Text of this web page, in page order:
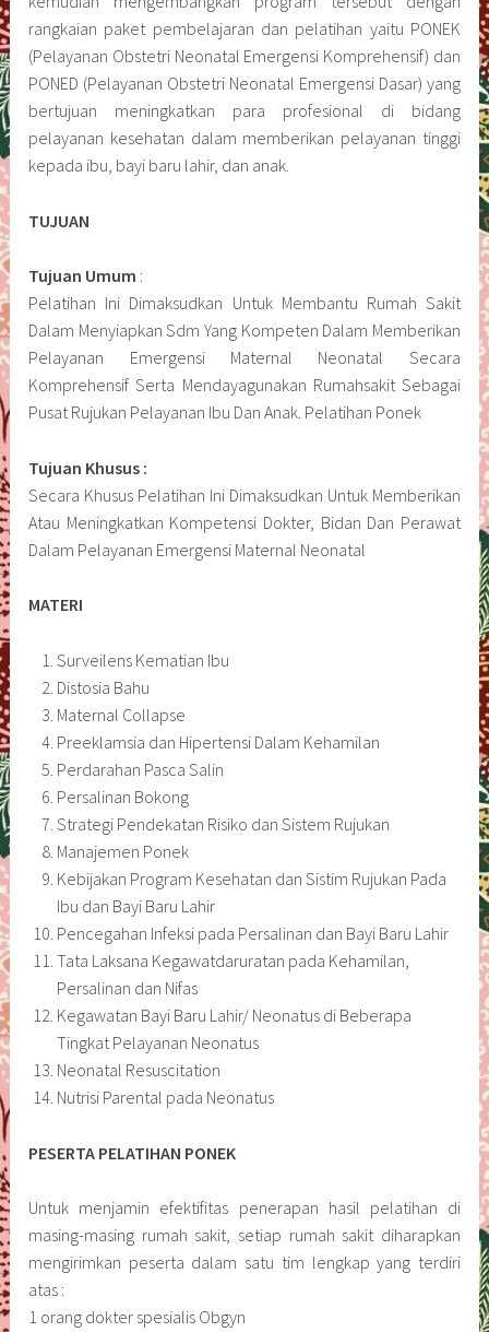
rangkaian paket pembelajaran dan pelatihan yaitu PONEK
(Pelayanan Obstetri Neonatal Emergensi Komprehensif) dan
PONED (Pelayanan Obstetri Neonatal Emergensi Dasar) yang
bertujuan meningkatkan para profesional di bidang
pelayanan kesehatan dalam memberikan pelayanan tinggi
kepada ibu, bayi baru lahir, dan anak.
TUJUAN
Tujuan Umum :
Pelatihan Ini Dimaksudkan Untuk Membantu Rumah Sakit
Dalam Menyiapkan Sdm Yang Kompeten Dalam Memberikan
Pelayanan Emergensi Maternal Neonatal Secara
Komprehensif Serta Mendayagunakan Rumahsakit Sebagai
Pusat Rujukan Pelayanan Ibu Dan Anak. Pelatihan Ponek
Tujuan Khusus :
Secara Khusus Pelatihan Ini Dimaksudkan Untuk Memberikan
Atau Meningkatkan Kompetensi Dokter, Bidan Dan Perawat
Dalam Pelayanan Emergensi Maternal Neonatal
MATERI
Surveilens Kematian Ibu
Distosia Bahu
Maternal Collapse
Preeklamsia dan Hipertensi Dalam Kehamilan
Perdarahan Pasca Salin
Persalinan Bokong
Strategi Pendekatan Risiko dan Sistem Rujukan
Manajemen Ponek
Kebijakan Program Kesehatan dan Sistim Rujukan Pada
Ibu dan Bayi Baru Lahir
Pencegahan Infeksi pada Persalinan dan Bayi Baru Lahir
Tata Laksana Kegawatdaruratan pada Kehamilan,
Persalinan dan Nifas
Kegawatan Bayi Baru Lahir/ Neonatus di Beberapa
Tingkat Pelayanan Neonatus
Neonatal Resuscitation
Nutrisi Parental pada Neonatus
PESERTA PELATIHAN PONEK
Untuk menjamin efektifitas penerapan hasil pelatihan di
masing-masing rumah sakit, setiap rumah sakit diharapkan
mengirimkan peserta dalam satu tim lengkap yang terdiri
atas :
1 orang dokter spesialis Obgyn